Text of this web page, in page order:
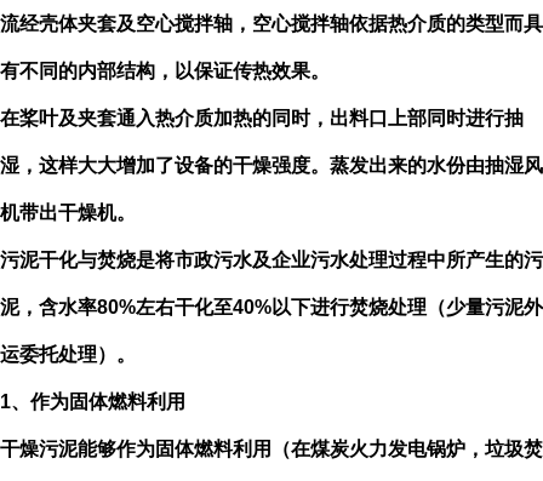
流经壳体夹套及空心搅拌轴，空心搅拌轴依据热介质的类型而具
有不同的内部结构，以保证传热效果。
在桨叶及夹套通入热介质加热的同时，出料口上部同时进行抽
湿，这样大大增加了设备的干燥强度。蒸发出来的水份由抽湿风
机带出干燥机。
污泥干化与焚烧是将市政污水及企业污水处理过程中所产生的污
泥，含水率80%左右干化至40%以下进行焚烧处理（少量污泥外
运委托处理）。
1、作为固体燃料利用
干燥污泥能够作为固体燃料利用（在煤炭火力发电锅炉，垃圾焚